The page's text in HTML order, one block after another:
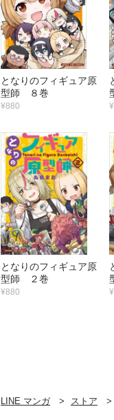
となりのフィギュア原
型師 ８巻
¥880
となりのフィギュア原
型師 ２巻
¥880
LINE マンガ ストア